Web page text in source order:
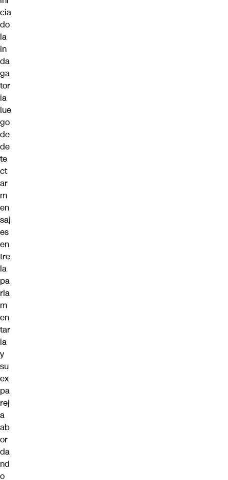
cia
do
la
in
da
ga
tor
ia
lue
go
de
de
te
ct
ar
m
en
saj
es
en
tre
la
pa
rla
m
en
tar
ia
y
su
ex
pa
rej
a
ab
or
da
nd
o